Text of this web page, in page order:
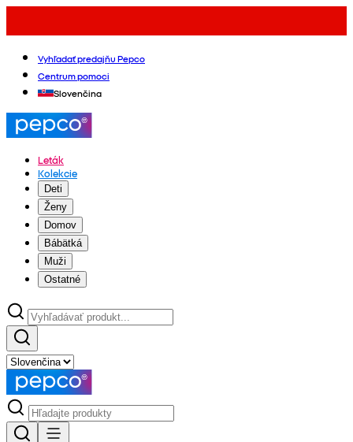
Vyhľadať predajňu Pepco
Centrum pomoci
Slovenčina
Leták
Kolekcie
Deti
Ženy
Domov
Bábätká
Muži
Ostatné